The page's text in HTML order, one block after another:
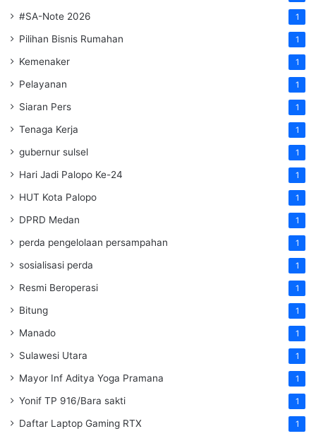
#SA-Note 2026 1
Pilihan Bisnis Rumahan 1
Kemenaker 1
Pelayanan 1
Siaran Pers 1
Tenaga Kerja 1
gubernur sulsel 1
Hari Jadi Palopo Ke-24 1
HUT Kota Palopo 1
DPRD Medan 1
perda pengelolaan persampahan 1
sosialisasi perda 1
Resmi Beroperasi 1
Bitung 1
Manado 1
Sulawesi Utara 1
Mayor Inf Aditya Yoga Pramana 1
Yonif TP 916/Bara sakti 1
Daftar Laptop Gaming RTX 1